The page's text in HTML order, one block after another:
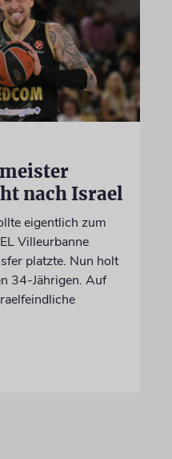
nach Israel
eigentlich zum
Villeurbanne
platzte. Nun holt
34-Jährigen. Auf